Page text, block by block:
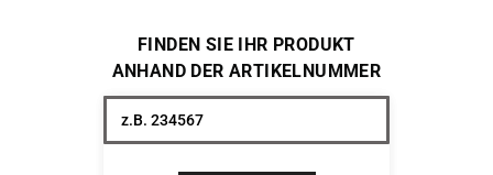
FINDEN SIE IHR PRODUKT
ANHAND DER ARTIKELNUMMER